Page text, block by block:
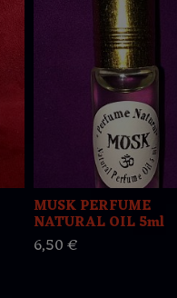
MUSK PERFUME
NATURAL OIL 5ml
6,50 €